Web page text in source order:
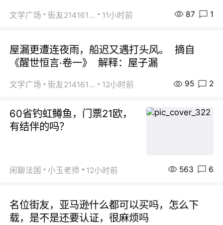
文学广场 街友21416156 11小时前 87 1
屋漏更遭连夜雨，船迟又遇打头风。 摘自
《醒世恒言·卷一》 解释：屋子漏
文学广场 街友21416156 12小时前 95 2
60省钓虹鳟鱼，门票21欧，
有结伴的吗？
闲聊法国 小玉老师 12小时前 563 6
名位街友，亚马逊什么都可以买吗，怎么下
载，是不是还要认证，很麻烦吗